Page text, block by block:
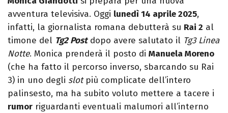
avventura televisiva. Oggi lunedì 14 aprile 2025,
infatti, la giornalista romana debutterà su Rai 2 al
timone del Tg2 Postdopo avere salutato il Tg3 Linea
Notte. Monica prenderà il posto di Manuela Moreno
(che ha fatto il percorso inverso, sbarcando su Rai
3) in uno degli slot più complicate dell’intero
palinsesto, ma ha subito voluto mettere a tacere i
rumor riguardanti eventuali malumori all’interno